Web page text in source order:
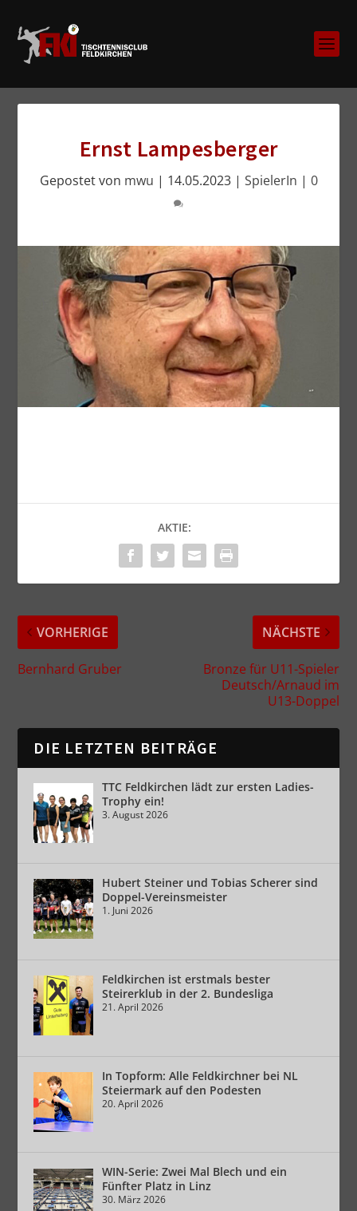
Ernst Lampesberger
Gepostet von mwu | 14.05.2023| SpielerIn | 0
AKTIE:
VORHERIGE
Bernhard Gruber
NÄCHSTE
Bronze für U11-Spieler
Deutsch/Arnaud im
U13-Doppel
DIE LETZTEN BEITRÄGE
TTC Feldkirchen lädt zur ersten Ladies-
Trophy ein!
3. August 2026
Hubert Steiner und Tobias Scherer sind
Doppel-Vereinsmeister
1. Juni 2026
Feldkirchen ist erstmals bester
Steirerklub in der 2. Bundesliga
21. April 2026
In Topform: Alle Feldkirchner bei NL
Steiermark auf den Podesten
20. April 2026
WIN-Serie: Zwei Mal Blech und ein
Fünfter Platz in Linz
30. März 2026